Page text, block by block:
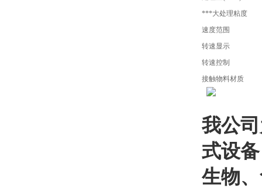
***大处理粘度
速度范围
转速显示
转速控制
接触物料材质
我公
式设
生物